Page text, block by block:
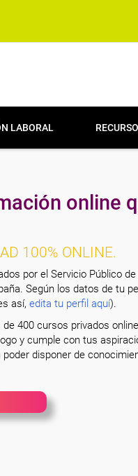
LABORAL
online
100% ONLINE.
por el Servicio Público
Según los datos de tu
así, edita tu perfil aquí).
400 cursos privados
y cumple con tus
disponer de